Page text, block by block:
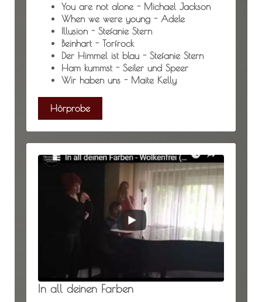
You are not alone - Michael Jackson
When we were young - Adele
Illusion - Stefanie Stern
Beinhart - Torfrock
Der Himmel ist blau - Stefanie Stern
Ham kummst - Seiler und Speer
Wir haben uns - Maite Kelly
Hörprobe
In all deinen Farben